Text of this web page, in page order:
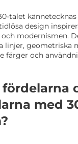
talet kännetecknas
design
modernismen.
linjer, geometriska
färger och
med